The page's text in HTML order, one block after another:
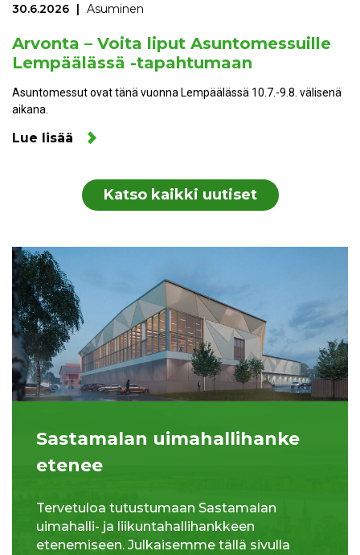
30.6.2026 Asuminen
Arvonta – Voita liput Asuntomessuille
Lempäälässä -tapahtumaan
Asuntomessut ovat tänä vuonna Lempäälässä 10.7.-9.8. välisenä
aikana.
Lue lisää
Katso kaikki uutiset
Sastamalan uimahallihanke
etenee
Tervetuloa tutustumaan Sastamalan
uimahalli- ja liikuntahallihankkeen
etenemiseen. Julkaisemme tällä sivulla